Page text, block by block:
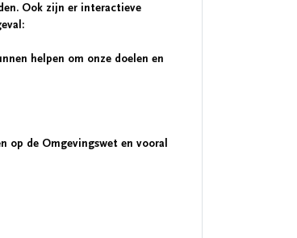
Ook zijn er interactieve
helpen om onze doelen en
op de Omgevingswet en vooral